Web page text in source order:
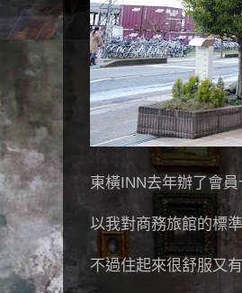
東橫INN去年辦了會
以我對商務旅館的標
不過住起來很舒服又